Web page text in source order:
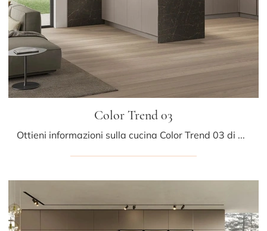
Color Trend 03
Ottieni informazioni sulla cucina Color Trend 03 di Stosa: questa soluzione in laccato opaco sarà la scelta ideale per te!